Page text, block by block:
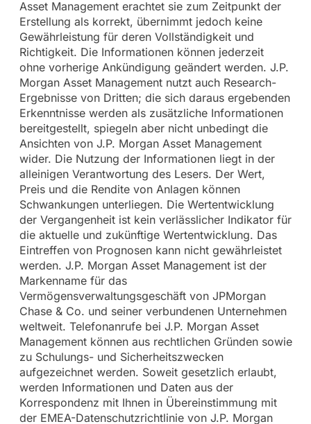
Asset Management erachtet sie zum Zeitpunkt der
Erstellung als korrekt, übernimmt jedoch keine
Gewährleistung für deren Vollständigkeit und
Richtigkeit. Die Informationen können jederzeit
ohne vorherige Ankündigung geändert werden. J.P.
Morgan Asset Management nutzt auch Research-
Ergebnisse von Dritten; die sich daraus ergebenden
Erkenntnisse werden als zusätzliche Informationen
bereitgestellt, spiegeln aber nicht unbedingt die
Ansichten von J.P. Morgan Asset Management
wider. Die Nutzung der Informationen liegt in der
alleinigen Verantwortung des Lesers. Der Wert,
Preis und die Rendite von Anlagen können
Schwankungen unterliegen. Die Wertentwicklung
der Vergangenheit ist kein verlässlicher Indikator für
die aktuelle und zukünftige Wertentwicklung. Das
Eintreffen von Prognosen kann nicht gewährleistet
werden. J.P. Morgan Asset Management ist der
Markenname für das
Vermögensverwaltungsgeschäft von JPMorgan
Chase & Co. und seiner verbundenen Unternehmen
weltweit. Telefonanrufe bei J.P. Morgan Asset
Management können aus rechtlichen Gründen sowie
zu Schulungs- und Sicherheitszwecken
aufgezeichnet werden. Soweit gesetzlich erlaubt,
werden Informationen und Daten aus der
Korrespondenz mit Ihnen in Übereinstimmung mit
der EMEA-Datenschutzrichtlinie von J.P. Morgan